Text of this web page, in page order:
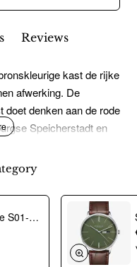
Reviews
kast de rijke
afwerking. De
denken aan de rode
Speicherstadt en
Sternglas Aventurine S01-NAN40-ME08 horloge - 24004